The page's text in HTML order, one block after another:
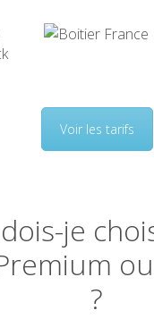
Voir les tarifs
je
?